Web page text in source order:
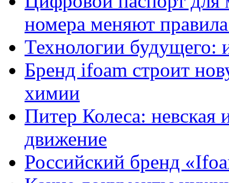
номера меняют
Технологии будущего:
Бренд ifoam строит
химии
Питер Колеса: невская
движение
Российский бренд